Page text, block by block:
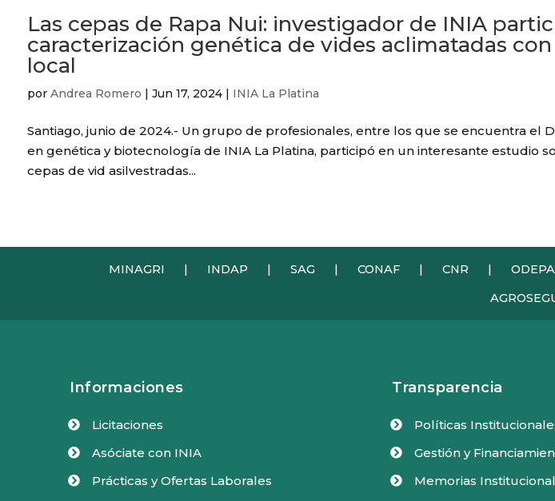
Las cepas de Rapa Nui: investigador de INIA
caracterización genética de vides aclimatadas
local
por Andrea Romero Jun 17, 2024| INIA La Platina
Santiago, junio de 2024.- Un grupo de profesionales, entre los que se encuentra el
en genética y biotecnología de INIA La Platina, participó en un interesante estudio
cepas de vid asilvestradas...
MINAGRI INDAP SAG CONAF CNR ODEPA
Informaciones
 Licitaciones
 Asóciate con INIA
 Prácticas y Ofertas Laborales
Transparencia
 Políticas
 Gestión y
 Memorias